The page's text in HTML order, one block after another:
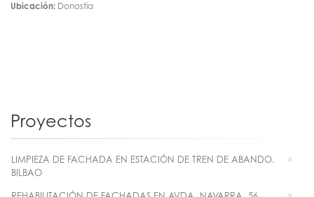
Ubicación: Donostia
Proyectos
LIMPIEZA DE FACHADA EN ESTACIÓN DE TREN DE ABANDO.
BILBAO